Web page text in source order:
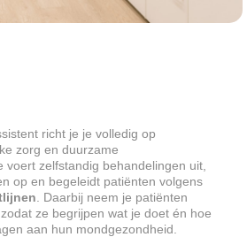
richt je je volledig op
zorg en duurzame
voert zelfstandig behandelingen uit,
op en begeleidt patiënten volgens
. Daarbij neem je patiënten
ze begrijpen wat je doet én hoe
aan hun mondgezondheid.